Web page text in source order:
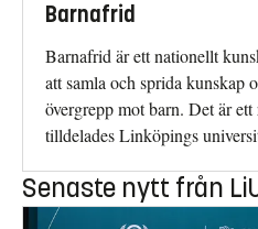
Barnafrid
Barnafrid är ett nationellt
att samla och sprida kunskap
övergrepp mot barn. Det är
tilldelades Linköpings
Senaste nytt från